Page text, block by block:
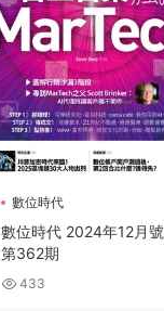
數位時代
數位時代 2024年12月號
第362期
433